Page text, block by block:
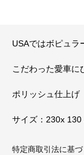
USAではボピュラ
こだわった愛車に
ポリッシュ仕上げ
サイズ：230x
特定商取引法に基づ